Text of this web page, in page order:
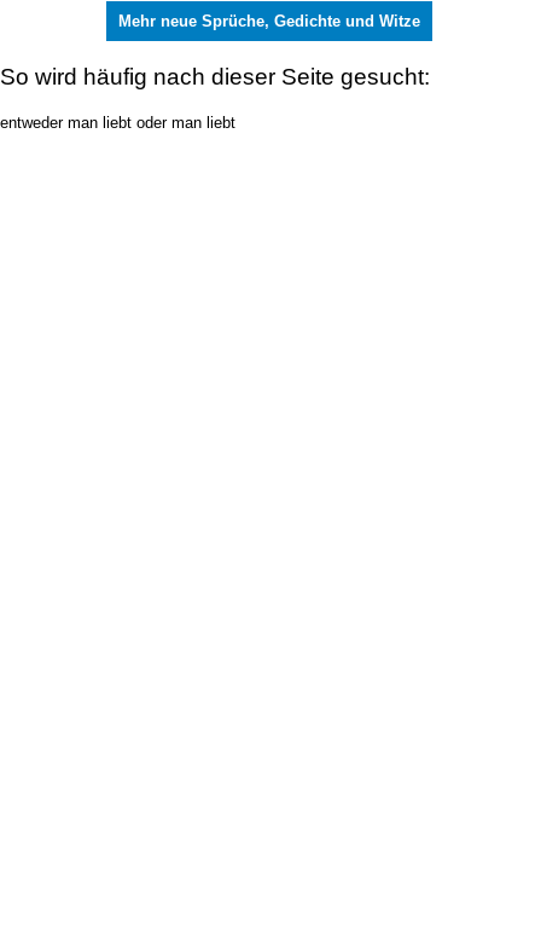
Mehr neue Sprüche, Gedichte und Witze
So wird häufig nach dieser Seite gesucht:
entweder man liebt oder man liebt